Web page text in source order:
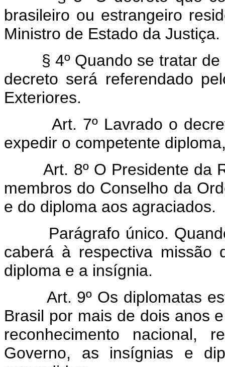
brasileiro ou estrangeiro
Ministro de Estado da Justiça.
§ 4º Quando se tratar de
decreto será referendado
Exteriores.
Art. 7º Lavrado o
expedir o competente
Art. 8º O Presidente da
membros do Conselho da
e do diploma aos agraciados.
Parágrafo único. Quando
caberá à respectiva missão
diploma e a insígnia.
Art. 9º Os diplomatas
Brasil por mais de dois anos
reconhecimento
Governo, as insígnias e